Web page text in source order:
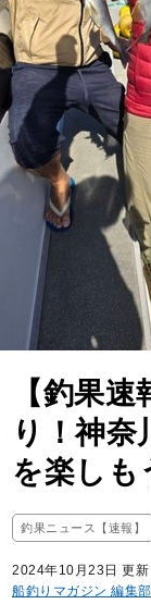
【釣果
り！神奈
を楽しも
釣果ニュース【速報】
2024年10月23日 更新
船釣りマガジン 編集部